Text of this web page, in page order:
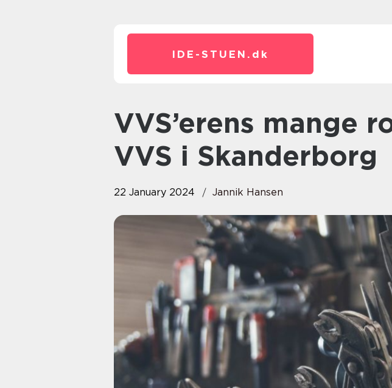
IDE-STUEN. dk
VVS’erens mange roller – find
VVS i Skanderborg
22 January 2024 Jannik Hansen